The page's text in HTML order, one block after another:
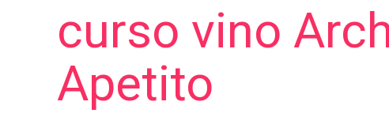
curso vino
Apetito